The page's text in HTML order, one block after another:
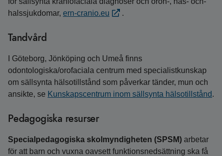
halssjukdomar, ern-cranio.eu .
Tandvård
I Göteborg, Jönköping och Umeå finns
odontologiska/orofaciala centrum med specialistkunskap
om sällsynta hälsotillstånd som påverkar tänder, mun och
ansikte, se Kunskapscentrum inom sällsynta hälsotillstånd.
Pedagogiska resurser
Specialpedagogiska skolmyndigheten (SPSM) arbetar
för att barn och vuxna oavsett funktions­nedsättning ska få